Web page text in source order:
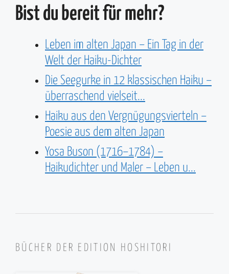
Bist du bereit für mehr?
Leben im alten Japan – Ein Tag in der
Welt der Haiku-Dichter
Die Seegurke in 12 klassischen Haiku –
überraschend vielseit...
Haiku aus den Vergnügungsvierteln –
Poesie aus dem alten Japan
Yosa Buson (1716–1784) –
Haikudichter und Maler – Leben u...
BÜCHER DER EDITION HOSHITORI